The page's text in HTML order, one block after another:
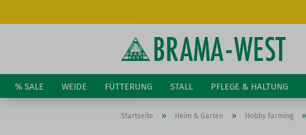
% SALE WEIDE FÜTTERUNG STALL PFLEGE & HALTUNG
Startseite » Heim & Garten » Hobby Farming »